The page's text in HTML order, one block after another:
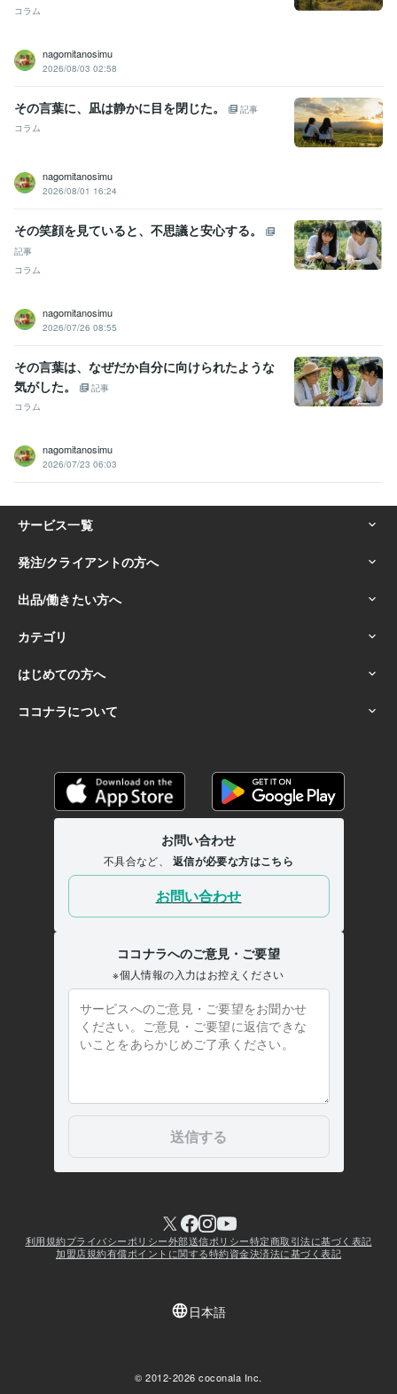
コラム
nagomitanosimu
2026/08/03 02:58
その言葉に、凪は静かに目を閉じた。
記事
コラム
nagomitanosimu
2026/08/01 16:24
その笑顔を見ていると、不思議と安心する。
記事
コラム
nagomitanosimu
2026/07/26 08:55
その言葉は、なぜだか自分に向けられたような
気がした。
記事
コラム
nagomitanosimu
2026/07/23 06:03